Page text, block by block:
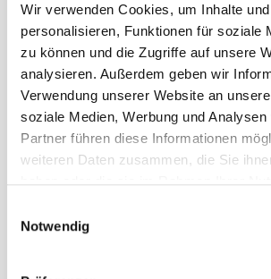
Wir verwenden Cookies, um Inhalte
personalisieren, Funktionen für soziale
zu können und die Zugriffe auf unsere
analysieren. Außerdem geben wir
Verwendung unserer Website an
soziale Medien, Werbung und
Partner führen diese Informationen
weiteren Daten zusammen, die Sie
haben oder die sie im Rahmen Ihrer
Notwendig
Artikelnummer
Geschlecht Damen
Größe
5 6½ 7
8
8½